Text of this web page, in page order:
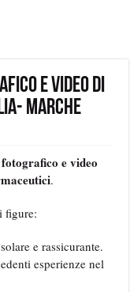
e video di
Marche
e video
.
figure:
e rassicurante.
esperienze nel